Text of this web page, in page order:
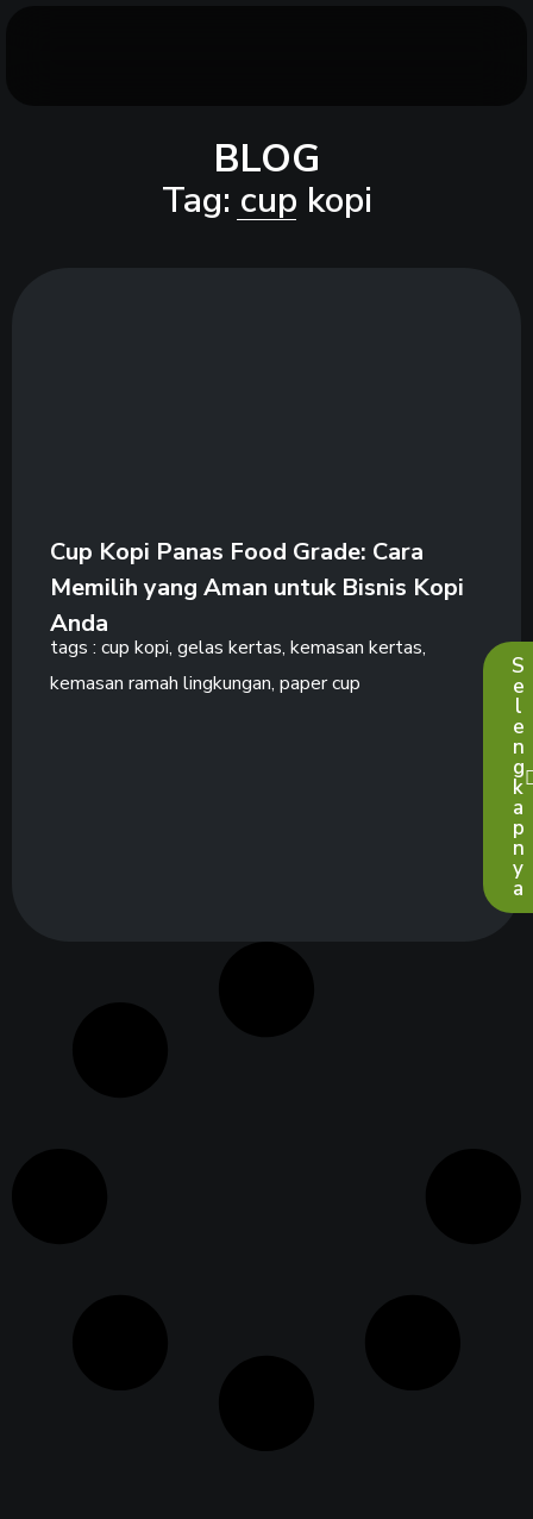
BLOG
Tag: cup kopi
Cup Kopi Panas Food Grade: Cara
Memilih yang Aman untuk Bisnis Kopi
Anda
tags : cup kopi, gelas kertas, kemasan kertas,
kemasan ramah lingkungan, paper cup
S
e
l
e
n
g
k
a
p
n
y
a